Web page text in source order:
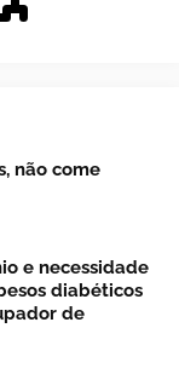
não come
e necessidade
diabéticos
de